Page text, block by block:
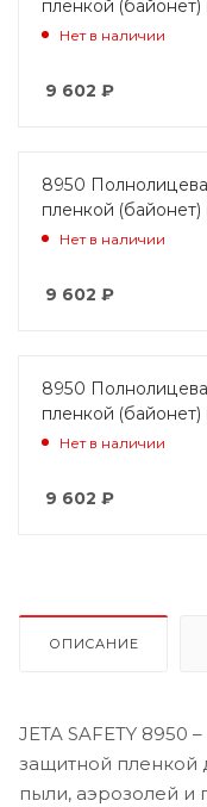
пленкой
Нет в наличии
9 602 ₽
8950
пленкой (байонет)
Нет в наличии
9 602 ₽
8950
пленкой (байонет)
Нет в наличии
9 602 ₽
ОПИСАНИЕ
JETA SAFETY 8950
защитной пленкой
пыли, аэрозолей и